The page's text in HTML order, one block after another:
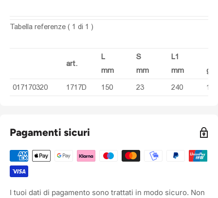
Tabella referenze ( 1 di 1 )
art.
L
mm
S
mm
L1
mm
g
017170320 1717D 150 23 240 112
Pagamenti sicuri
I tuoi dati di pagamento sono trattati in modo sicuro. Non